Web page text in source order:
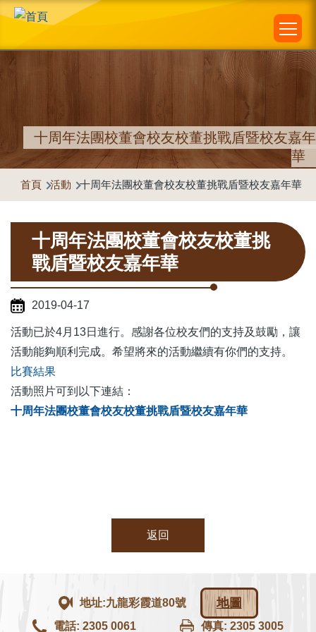
移至主內容
Main
十周年法團校董會校友校董挑戰盾暨校友嘉年
華
導
航
首頁 活動 十周年法團校董會校友校董挑戰盾暨校友嘉年華
十周年法團校董會校友校董挑
戰盾暨校友嘉年華
2019-04-17
活動已於4月13日進行。感謝各位校友們的支持及鼓勵，讓
活動能夠順利完成。希望將來的活動繼續有你們的支持。
比賽結果
活動照片可到以下連結：
十周年法團校董會校友校董挑戰盾暨校友嘉年華
返回
地址:九龍彩霞道80號 地圖
電話: 2305 0061 傳真: 2305 3005